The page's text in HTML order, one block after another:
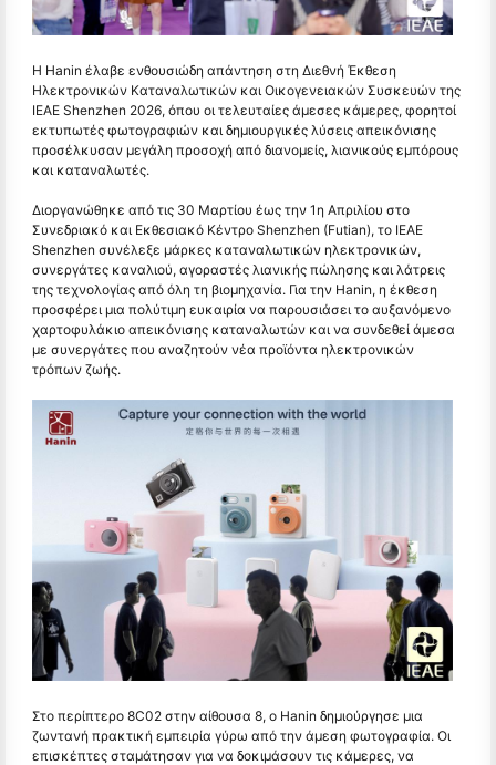
Η Hanin έλαβε ενθουσιώδη απάντηση στη Διεθνή Έκθεση
Ηλεκτρονικών Καταναλωτικών και Οικογενειακών Συσκευών της
IEAE Shenzhen 2026, όπου οι τελευταίες άμεσες κάμερες, φορητοί
εκτυπωτές φωτογραφιών και δημιουργικές λύσεις απεικόνισης
προσέλκυσαν μεγάλη προσοχή από διανομείς, λιανικούς εμπόρους
και καταναλωτές.
Διοργανώθηκε από τις 30 Μαρτίου έως την 1η Απριλίου στο
Συνεδριακό και Εκθεσιακό Κέντρο Shenzhen (Futian), το IEAE
Shenzhen συνέλεξε μάρκες καταναλωτικών ηλεκτρονικών,
συνεργάτες καναλιού, αγοραστές λιανικής πώλησης και λάτρεις
της τεχνολογίας από όλη τη βιομηχανία. Για την Hanin, η έκθεση
προσφέρει μια πολύτιμη ευκαιρία να παρουσιάσει το αυξανόμενο
χαρτοφυλάκιο απεικόνισης καταναλωτών και να συνδεθεί άμεσα
με συνεργάτες που αναζητούν νέα προϊόντα ηλεκτρονικών
τρόπων ζωής.
Στο περίπτερο 8C02 στην αίθουσα 8, ο Hanin δημιούργησε μια
ζωντανή πρακτική εμπειρία γύρω από την άμεση φωτογραφία. Οι
επισκέπτες σταμάτησαν για να δοκιμάσουν τις κάμερες, να